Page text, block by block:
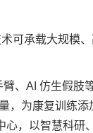
可承载大规模
、AI 仿生假肢
，为康复训练添
，以智慧科研